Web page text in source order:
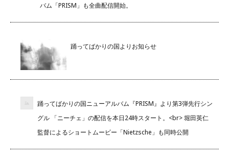
バム「PRISM」も全曲配信開始。
踊ってばかりの国よりお知らせ
踊ってばかりの国ニューアルバム『PRISM』より第3弾先行シン
グル 「ニーチェ」の配信を本日24時スタート。<br> 堀田英仁
監督によるショートムービー「Nietzsche」も同時公開